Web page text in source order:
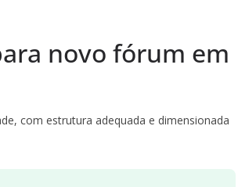
novo fórum em
com estrutura adequada e dimensionada